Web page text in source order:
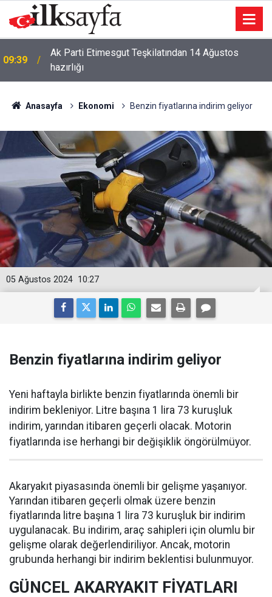
09:27
Ankara'da korsan otoparkçılık yapan değnekçilere
operasyon
Anasayfa Ekonomi Benzin fiyatlarına indirim geliyor
10:27
05 Ağustos 2024
Benzin fiyatlarına indirim geliyor
Yeni haftayla birlikte benzin fiyatlarında önemli bir
indirim bekleniyor. Litre başına 1 lira 73 kuruşluk
indirim, yarından itibaren geçerli olacak. Motorin
fiyatlarında ise herhangi bir değişiklik öngörülmüyor.
Akaryakıt piyasasında önemli bir gelişme yaşanıyor.
Yarından itibaren geçerli olmak üzere benzin
fiyatlarında litre başına 1 lira 73 kuruşluk bir indirim
uygulanacak. Bu indirim, araç sahipleri için olumlu bir
gelişme olarak değerlendiriliyor. Ancak, motorin
grubunda herhangi bir indirim beklentisi bulunmuyor.
GÜNCEL AKARYAKIT FİYATLARI